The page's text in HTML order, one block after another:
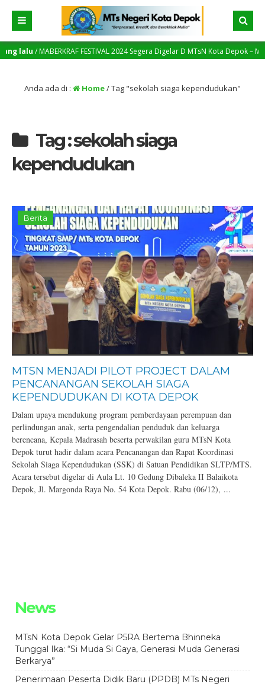
lalu/ MABERKRAF FESTIVAL 2024 Segera Digelar D MTsN Kota Depok –
Yang Lebih Tinggi
Anda ada di : Home/Tag "sekolah siaga kependudukan"
Tag : sekolah siaga
kependudukan
Berita
MTSN MENJADI PILOT PROJECT DALAM
PENCANANGAN SEKOLAH SIAGA
KEPENDUDUKAN DI KOTA DEPOK
Dalam upaya mendukung program pemberdayaan perempuan dan
perlindungan anak, serta pengendalian penduduk dan keluarga
berencana, Kepala Madrasah beserta perwakilan guru MTsN Kota
Depok turut hadir dalam acara Pencanangan dan Rapat Koordinasi
Sekolah Siaga Kependudukan (SSK) di Satuan Pendidikan SLTP/MTS.
Acara tersebut digelar di Aula Lt. 10 Gedung Dibaleka II Balaikota
Depok, Jl. Margonda Raya No. 54 Kota Depok. Rabu (06/12), ...
News
MTsN Kota Depok Gelar P5RA Bertema Bhinneka
Tunggal Ika: “Si Muda Si Gaya, Generasi Muda Generasi
Berkarya”
Penerimaan Peserta Didik Baru (PPDB) MTs Negeri